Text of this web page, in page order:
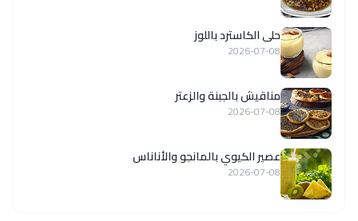
حلى الكاسترد باللوز
2026-07-08
مناقيش بالجبنة والزعتر
2026-07-08
عصير الكيوي بالمانجو والأناناس
2026-07-08